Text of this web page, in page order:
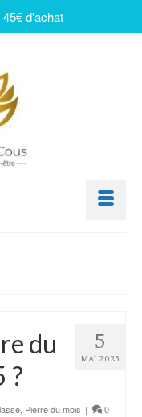
5
MAI 2025
du
?
Pierre du mois | 0
d'achat